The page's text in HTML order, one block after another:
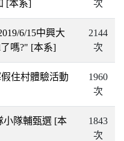
[本系]
次
6/15中興大
嗎?" [本系]
2144
次
住村體驗活動
1960
次
小隊輔甄選 [本
1843
次